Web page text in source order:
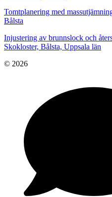
Tomtplanering med
Bålsta
Injustering av brunnslock och
Skokloster, Bålsta, Uppsala län
© 2026